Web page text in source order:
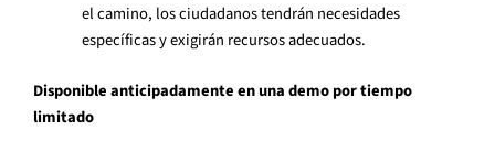
el camino, los ciudadanos tendrán necesidades
específicas y exigirán recursos adecuados.
Disponible anticipadamente en una demo por tiempo
limitado